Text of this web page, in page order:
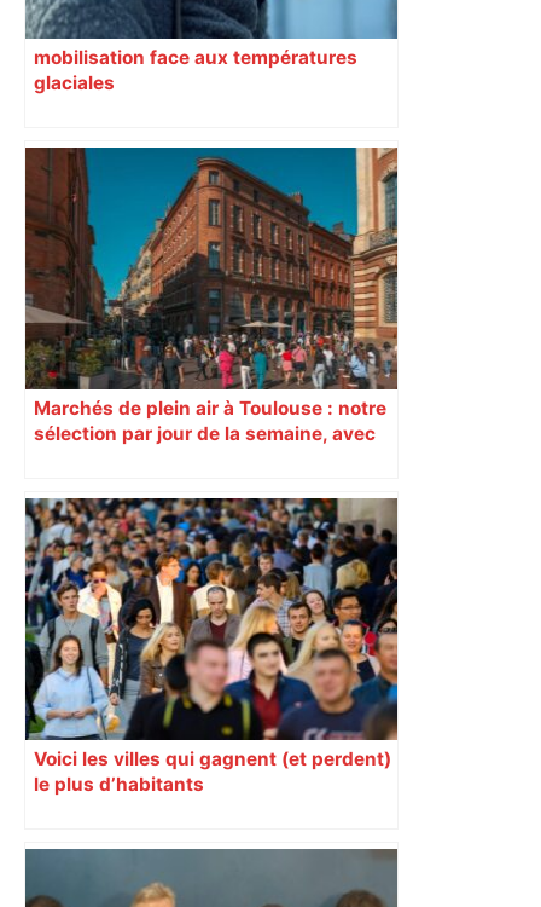
mobilisation face aux températures
glaciales
Marchés de plein air à Toulouse : notre
sélection par jour de la semaine, avec
Voici les villes qui gagnent (et perdent)
le plus d’habitants